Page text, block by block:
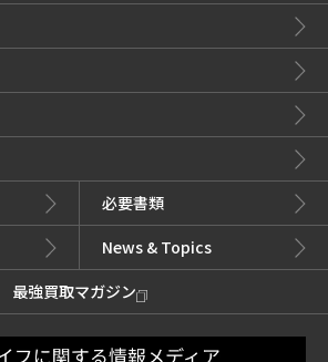
必要書類
News & Topics
最強買取マガジン